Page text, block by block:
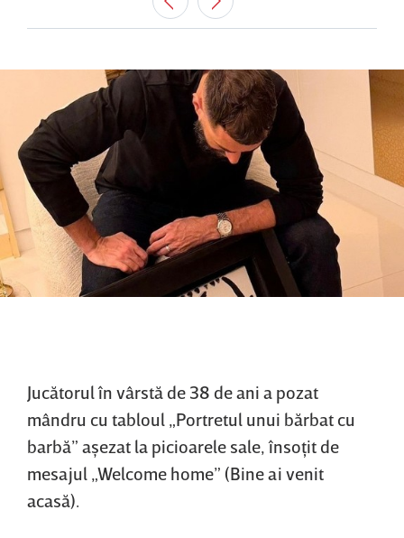
Jucătorul în vârstă de 38 de ani a pozat
mândru cu tabloul „Portretul unui bărbat cu
barbă” aşezat la picioarele sale, însoţit de
mesajul „Welcome home” (Bine ai venit
acasă).